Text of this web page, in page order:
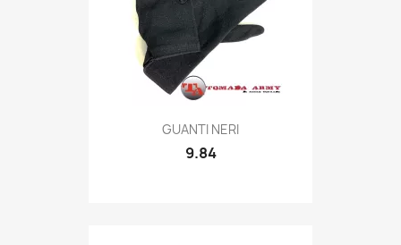
 Quick view
GUANTI NERI
9.84